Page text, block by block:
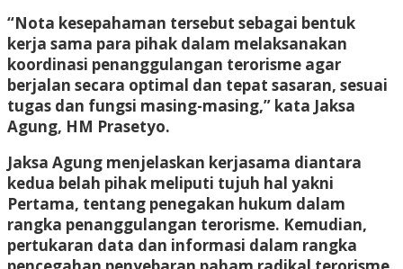
“Nota kesepahaman tersebut sebagai bentuk
kerja sama para pihak dalam melaksanakan
koordinasi penanggulangan terorisme agar
berjalan secara optimal dan tepat sasaran, sesuai
tugas dan fungsi masing-masing,” kata Jaksa
Agung, HM Prasetyo.
Jaksa Agung menjelaskan kerjasama diantara
kedua belah pihak meliputi tujuh hal yakni
Pertama, tentang penegakan hukum dalam
rangka penanggulangan terorisme. Kemudian,
pertukaran data dan informasi dalam rangka